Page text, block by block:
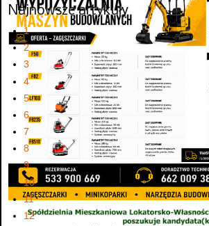
Najnowsze artykuły
1
2
3
4
5
6
7
8
9
10
11
12